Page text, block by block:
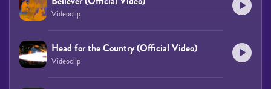
Videoclip
Head for the Country (Official Video)
Videoclip